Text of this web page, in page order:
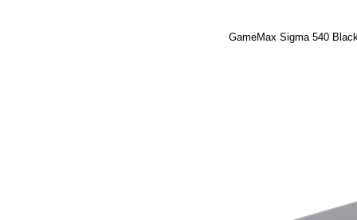
GameMax Sigma 540